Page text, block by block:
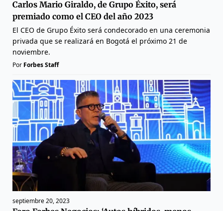
Carlos Mario Giraldo, de Grupo Éxito, será
premiado como el CEO del año 2023
El CEO de Grupo Éxito será condecorado en una ceremonia
privada que se realizará en Bogotá el próximo 21 de
noviembre.
Por Forbes Staff
septiembre 20, 2023